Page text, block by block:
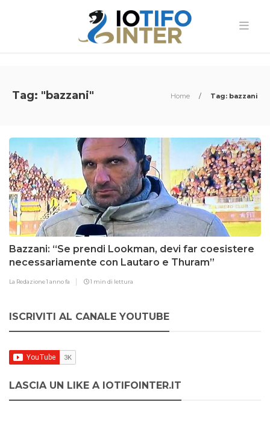
Tag: "bazzani" Home / Tag: bazzani
Bazzani: “Se prendi Lookman, devi far coesistere
necessariamente con Lautaro e Thuram”
La Redazione1 anno fa 1 min di lettura
ISCRIVITI AL CANALE YOUTUBE
LASCIA UN LIKE A IOTIFOINTER.IT